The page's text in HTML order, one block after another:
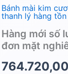
Bánh mài kim
thanh lý hàng
Hàng mới số
đơn mặt
764.720,00
ít
|
mài
kim
điện